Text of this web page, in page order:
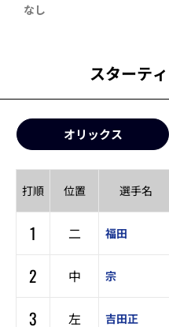
なし
スターテ
オリックス
打順 位置 選手名
1 二 福田
2
中 宗
3
左 吉田正